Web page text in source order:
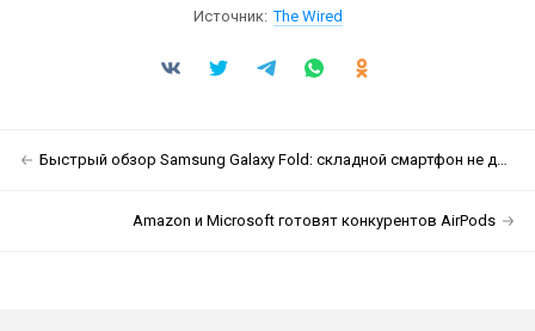
Источник: The Wired
Быстрый обзор Samsung Galaxy Fold: складной смартфон не для каждого
Amazon и Microsoft готовят конкурентов AirPods